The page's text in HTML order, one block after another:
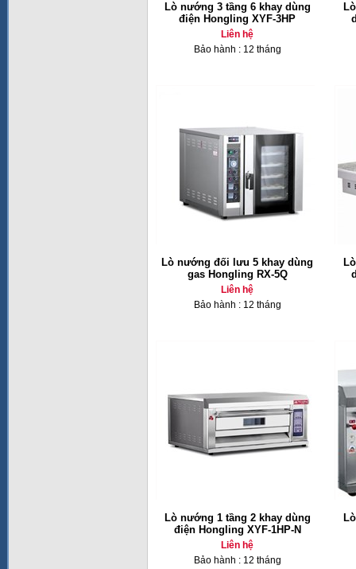
Lò nướng 3 tầng 6 khay dùng
điện Hongling XYF-3HP
Liên hệ
Bảo hành : 12 tháng
Lò nướng đối lưu 5 khay dùng
gas Hongling RX-5Q
Liên hệ
Bảo hành : 12 tháng
Lò nướng 1 tầng 2 khay dùng
điện Hongling XYF-1HP-N
Liên hệ
Bảo hành : 12 tháng